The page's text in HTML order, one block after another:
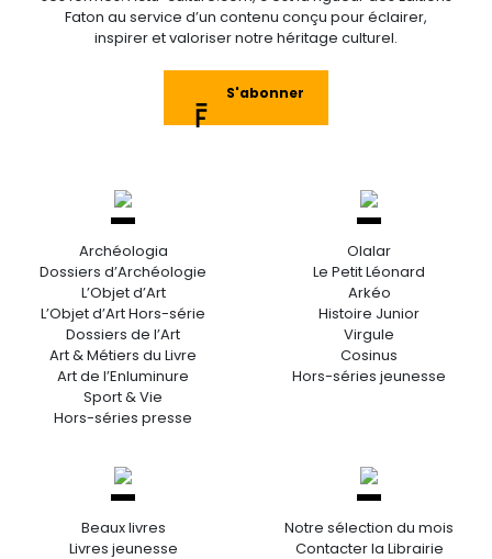
Faton au service d’un contenu conçu pour éclairer,
inspirer et valoriser notre héritage culturel.
S'abonner
Archéologia
Dossiers d’Archéologie
L’Objet d’Art
L’Objet d’Art Hors-série
Dossiers de l’Art
Art & Métiers du Livre
Art de l’Enluminure
Sport & Vie
Hors-séries presse
Olalar
Le Petit Léonard
Arkéo
Histoire Junior
Virgule
Cosinus
Hors-séries jeunesse
Beaux livres
Livres jeunesse
Notre sélection du mois
Contacter la Librairie